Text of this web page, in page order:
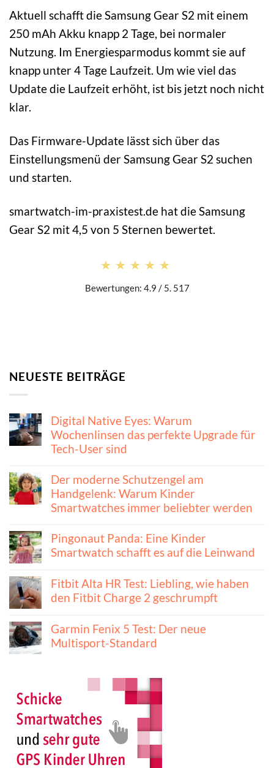
Aktuell schafft die Samsung Gear S2 mit einem
250 mAh Akku knapp 2 Tage, bei normaler
Nutzung. Im Energiesparmodus kommt sie auf
knapp unter 4 Tage Laufzeit. Um wie viel das
Update die Laufzeit erhöht, ist bis jetzt noch nicht
klar.
Das Firmware-Update lässt sich über das
Einstellungsmenü der Samsung Gear S2 suchen
und starten.
smartwatch-im-praxistest.de hat die Samsung
Gear S2 mit 4,5 von 5 Sternen bewertet.
★★★★★
★★★★★
Bewertungen: 4.9 / 5. 517
NEUESTE BEITRÄGE
Digital Native Eyes: Warum
Wochenlinsen das perfekte Upgrade für
Tech-User sind
Der moderne Schutzengel am
Handgelenk: Warum Kinder
Smartwatches immer beliebter werden
Pingonaut Panda: Eine Kinder
Smartwatch schafft es auf die Leinwand
Fitbit Alta HR Test: Liebling, wie haben
den Fitbit Charge 2 geschrumpft
Garmin Fenix 5 Test: Der neue
Multisport-Standard